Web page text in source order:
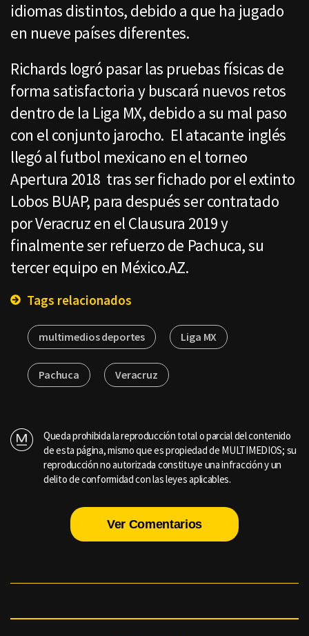
idiomas distintos, debido a que ha jugado
en nueve países diferentes.
Richards logró pasar las pruebas físicas de
forma satisfactoria y buscará nuevos retos
dentro de la Liga MX, debido a su mal paso
con el conjunto jarocho. El atacante inglés
llegó al futbol mexicano en el torneo
Apertura 2018 tras ser fichado por el extinto
Lobos BUAP, para después ser contratado
por Veracruz en el Clausura 2019 y
finalmente ser refuerzo de Pachuca, su
tercer equipo en México.AZ.
Tags relacionados
multimedios deportes Liga MX
Pachuca Veracruz
Queda prohibida la reproducción total o parcial del contenido
de esta página, mismo que es propiedad de MULTIMEDIOS; su
reproducción no autorizada constituye una infracción y un
delito de conformidad con las leyes aplicables.
Ver Comentarios